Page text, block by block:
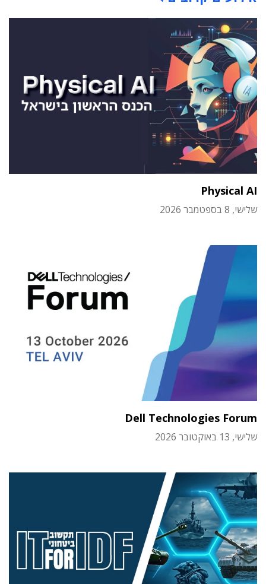
Physical AI
שלישי, 8 בספטמבר 2026
Dell Technologies Forum
שלישי, 13 באוקטובר 2026